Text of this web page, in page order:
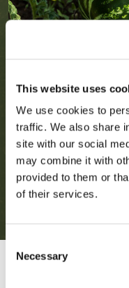
This website uses
We use cookies to
traffic. We also share
site with our social
may combine it with
provided to them or
of their services.
Consent
Selection
Necessary